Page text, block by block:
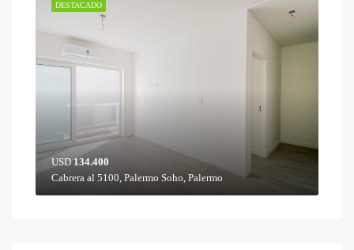
DESTACADO
USD134.400
Cabrera al 5100, Palermo Soho, Palermo